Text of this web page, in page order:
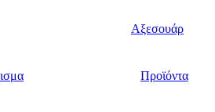
Αξεσουάρ
Προϊόντα